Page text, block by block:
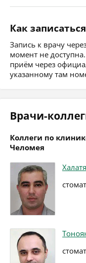
Как
Запись к врачу
момент не
приём через
указанному там
Врачи-
Коллеги по
Челомея